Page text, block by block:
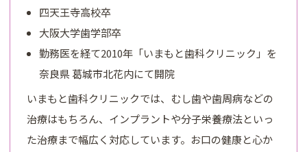
四天王寺高校卒
大阪大学歯学部卒
勤務医を経て2010年「いまもと歯科クリニック」を
奈良県 葛城市北花内にて開院
いまもと歯科クリニックでは、むし歯や歯周病などの
治療はもちろん、インプラントや分子栄養療法といっ
た治療まで幅広く対応しています。お口の健康と心か